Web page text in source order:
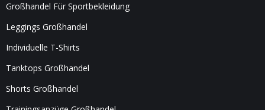
Großhandel Für Sportbekleidung
Leggings Großhandel
Individuelle T-Shirts
Tanktops Großhandel
Shorts Großhandel